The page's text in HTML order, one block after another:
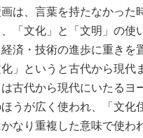
は、言葉を持たなかった
「文化」と「文明」の
済・技術の進歩に重きを
」というと古代から現代
古代から現代にいたる
うが広く使われ、「文
なり重複した意味で使